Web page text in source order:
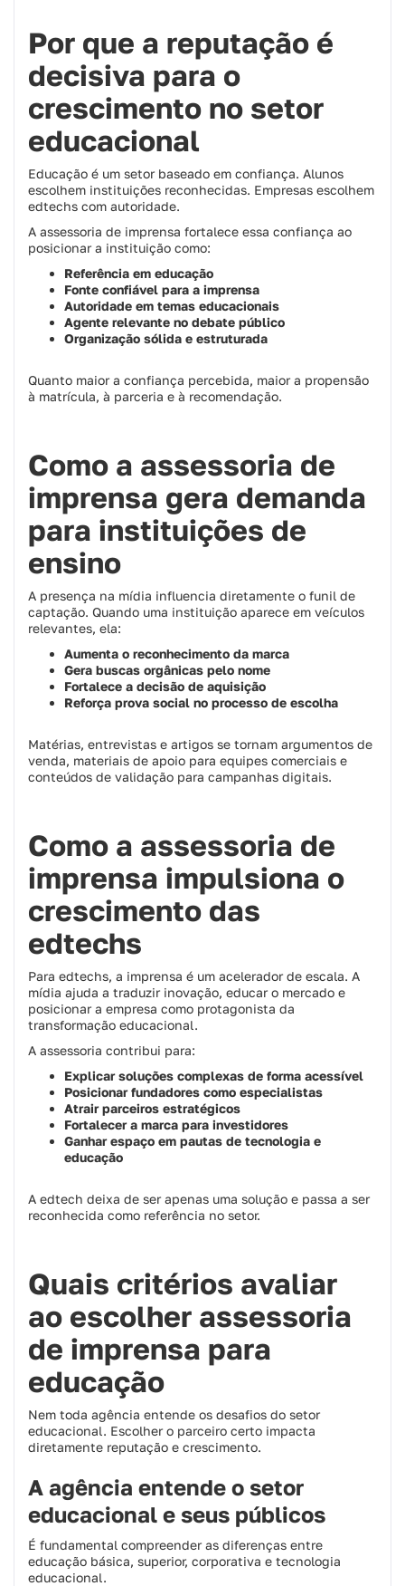
Por que a reputação é
decisiva para o
crescimento no setor
educacional
Educação é um setor baseado em confiança. Alunos
escolhem instituições reconhecidas. Empresas escolhem
edtechs com autoridade.
A assessoria de imprensa fortalece essa confiança ao
posicionar a instituição como:
Referência em educação
Fonte confiável para a imprensa
Autoridade em temas educacionais
Agente relevante no debate público
Organização sólida e estruturada
Quanto maior a confiança percebida, maior a propensão
à matrícula, à parceria e à recomendação.
Como a assessoria de
imprensa gera demanda
para instituições de
ensino
A presença na mídia influencia diretamente o funil de
captação. Quando uma instituição aparece em veículos
relevantes, ela:
Aumenta o reconhecimento da marca
Gera buscas orgânicas pelo nome
Fortalece a decisão de aquisição
Reforça prova social no processo de escolha
Matérias, entrevistas e artigos se tornam argumentos de
venda, materiais de apoio para equipes comerciais e
conteúdos de validação para campanhas digitais.
Como a assessoria de
imprensa impulsiona o
crescimento das
edtechs
Para edtechs, a imprensa é um acelerador de escala. A
mídia ajuda a traduzir inovação, educar o mercado e
posicionar a empresa como protagonista da
transformação educacional.
A assessoria contribui para:
Explicar soluções complexas de forma acessível
Posicionar fundadores como especialistas
Atrair parceiros estratégicos
Fortalecer a marca para investidores
Ganhar espaço em pautas de tecnologia e
educação
A edtech deixa de ser apenas uma solução e passa a ser
reconhecida como referência no setor.
Quais critérios avaliar
ao escolher assessoria
de imprensa para
educação
Nem toda agência entende os desafios do setor
educacional. Escolher o parceiro certo impacta
diretamente reputação e crescimento.
A agência entende o setor
educacional e seus públicos
É fundamental compreender as diferenças entre
educação básica, superior, corporativa e tecnologia
educacional.